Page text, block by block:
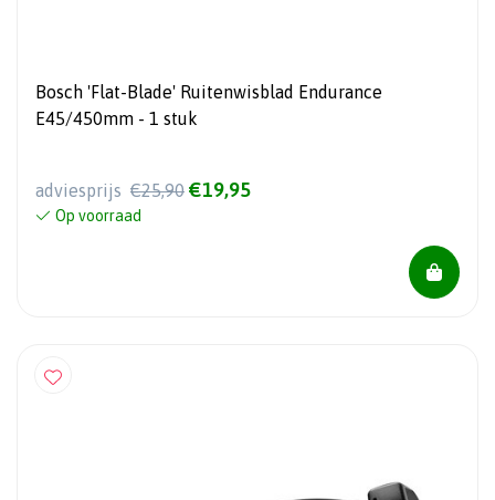
Bosch 'Flat-Blade' Ruitenwisblad Endurance
E45/450mm - 1 stuk
adviesprijs €25,90 €19,95
Op voorraad